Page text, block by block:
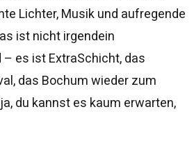
Lichter, Musik und aufregende
ist nicht irgendein
es ist ExtraSchicht, das
das Bochum wieder zum
du kannst es kaum erwarten,